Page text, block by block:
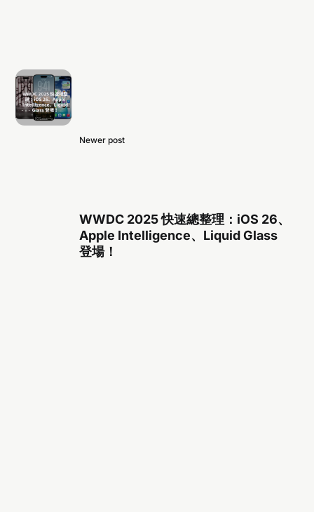
Newer post
WWDC 2025 快速總整理：iOS 26、
Apple Intelligence、Liquid Glass
登場！